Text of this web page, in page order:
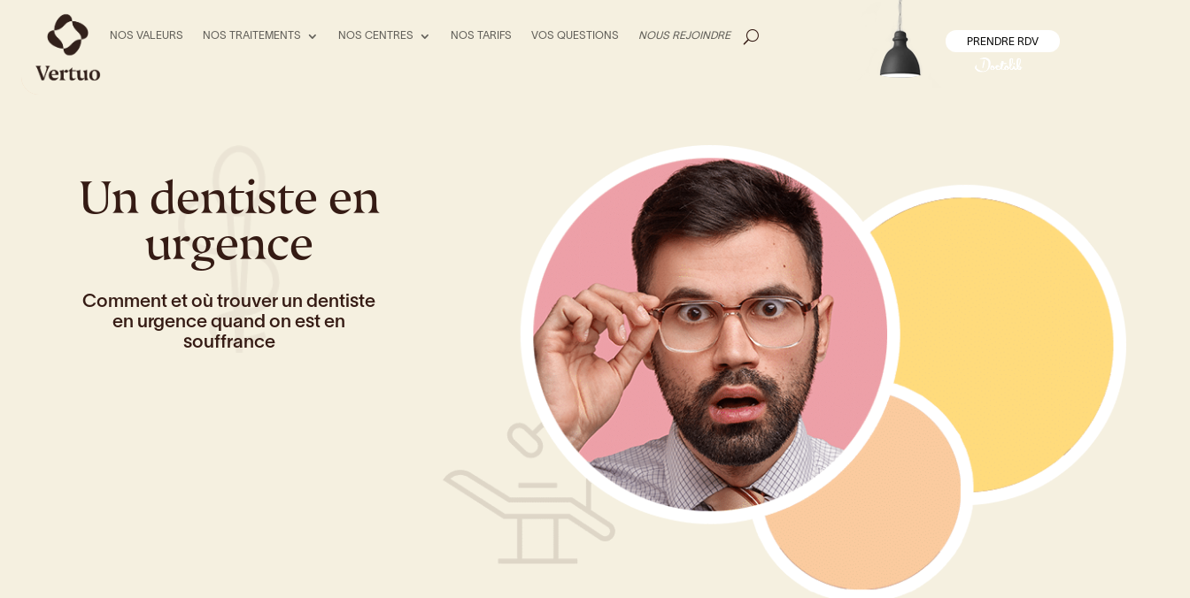
NOS VALEURS NOS TRAITEMENTS NOS CENTRES NOS TARIFS VOS QUESTIONS NOUS REJOINDRE
PRENDRE RDV
Un dentiste en
urgence
Comment et où trouver un dentiste
en urgence quand on est en
souffrance